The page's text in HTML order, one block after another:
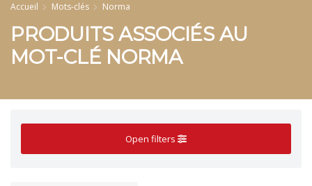
Accueil Mots-clés Norma
PRODUITS ASSOCIÉS AU
MOT-CLÉ NORMA
Open filters